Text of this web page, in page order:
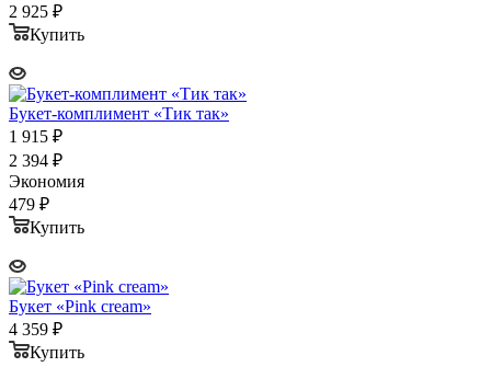
2 925 ₽
Купить
Букет-комплимент «Тик так»
1 915 ₽
2 394 ₽
Экономия
479 ₽
Купить
Букет «Pink cream»
4 359 ₽
Купить